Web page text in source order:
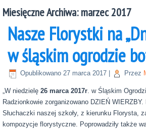
Miesięczne Archiwa:marzec 2017
Nasze Florystki na
w śląskim ogrodzie
Opublikowano 27 marca 2017 Przez
„W niedzielę 26 marca 2017r. w Śląskim
Radzionkowie zorganizowano DZIEŃ WIERZBY.
Słuchaczki naszej szkoły, z kierunku Florysta,
kompozycje florystyczne. Poprowadziły także